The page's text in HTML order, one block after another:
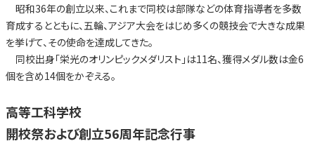
昭和36年の創立以来、これまで同校は部隊などの体育指導者を多数
育成するとともに、五輪、アジア大会をはじめ多くの競技会で大きな成果
を挙げて、その使命を達成してきた。
同校出身「栄光のオリンピックメダリスト」は11名、獲得メダル数は金6
個を含め14個をかぞえる。
高等工科学校
開校祭および創立56周年記念行事